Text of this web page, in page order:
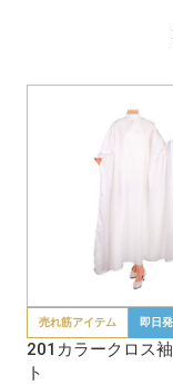
売れ筋アイテム 即日
201カラークロス
ト